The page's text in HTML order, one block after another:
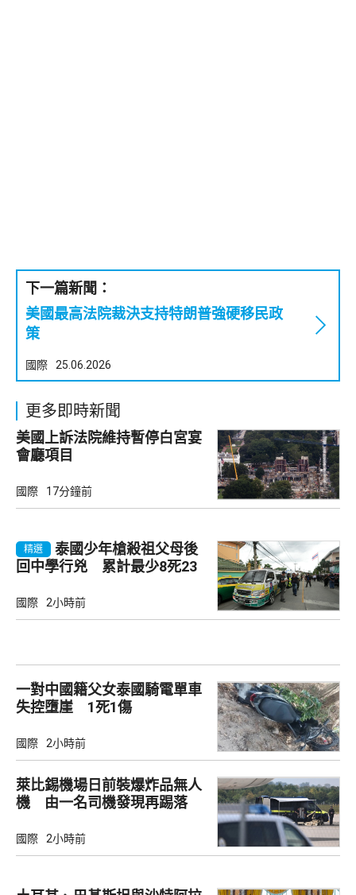
下一篇新聞：
美國最高法院裁決支持特朗普強硬移民政
策
國際 25.06.2026
更多即時新聞
美國上訴法院維持暫停白宮宴
會廳項目
國際 17分鐘前
精選
泰國少年槍殺祖父母後
回中學行兇 累計最少8死23
國際 2小時前
一對中國籍父女泰國騎電單車
失控墮崖 1死1傷
國際 2小時前
萊比錫機場日前裝爆炸品無人
機 由一名司機發現再踢落
國際 2小時前